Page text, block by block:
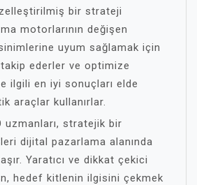
bir strateji
motorlarının değişen
uyum sağlamak için
ederler ve optimize
ilgili en iyi sonuçları elde
araçlar kullanırlar.
uzmanları, stratejik bir
dijital pazarlama alanında
Yaratıcı ve dikkat çekici
hedef kitlenin ilgisini çekmek